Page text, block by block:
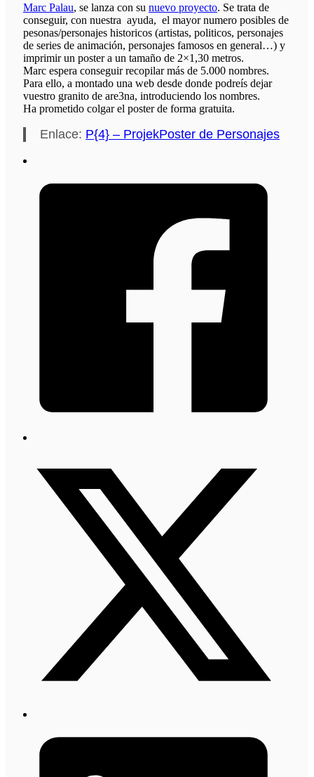
Marc Palau, se lanza con su nuevo proyecto. Se trata de
conseguir, con nuestra ayuda, el mayor numero posibles de
pesonas/personajes historicos (artistas, politicos, personajes
de series de animación, personajes famosos en general…) y
imprimir un poster a un tamaño de 2×1,30 metros.
Marc espera conseguir recopilar más de 5.000 nombres.
Para ello, a montado una web desde donde podreís dejar
vuestro granito de are3na, introduciendo los nombres.
Ha prometido colgar el poster de forma gratuita.
Enlace: P{4} – ProjekPoster de Personajes